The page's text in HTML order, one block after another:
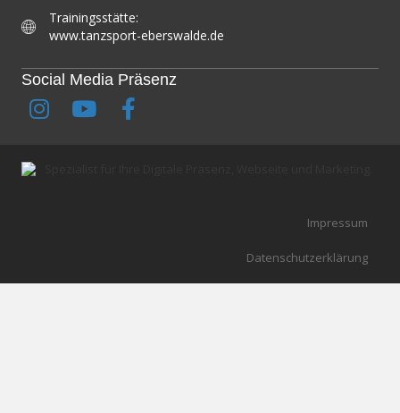
Trainingsstätte:
www.tanzsport-eberswalde.de
Social Media Präsenz
Impressum
Datenschutzerklärung